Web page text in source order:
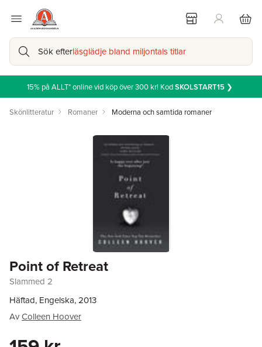
Sök efterläsglädje bland miljontals titlar
15% på ALLT* online vid köp över 300 kr! KodSKOLSTART15 ❯
Skönlitteratur Romaner Moderna och samtida romaner
Point of Retreat
Slammed 2
Häftad, Engelska, 2013
AvColleen Hoover